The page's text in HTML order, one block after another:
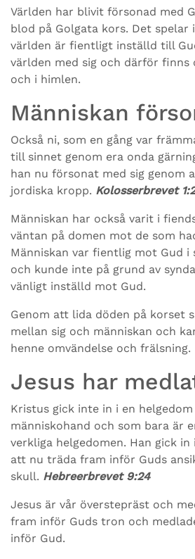
Världen har blivit försonad med
blod på Golgata kors. Det spelar
världen är fientligt inställd till
världen med sig och därför finns
och i himlen.
Människan
Också ni, som en gång var
till sinnet genom era onda
han nu försonat med sig genom
jordiska kropp. Kolosserbrevet
Människan har också varit i
väntan på domen mot de som
Människan var fientlig mot Gud i
och kunde inte på grund av
vänligt inställd mot Gud.
Genom att lida döden på korset
mellan sig och människan och
henne omvändelse och frälsning.
Jesus har
Kristus gick inte in i en
människohand och som bara är
verkliga helgedomen. Han gick
att nu träda fram inför Guds
skull. Hebreerbrevet 9:24
Jesus är vår överstepräst och
fram inför Guds tron och
inför Gud.